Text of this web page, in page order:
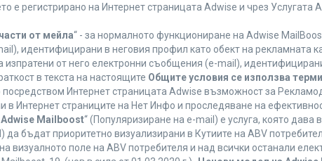
е регистрирано на Интернет страницата Adwise и чрез
от мейла“ - за нормалното функциониране на Adwise
идентифицирани в неговия профил като обект на рекламната
изпратени от него електронни съобщения (e-mail),
в текста на настоящите Общите условия се използва
посредством Интернет страницата Adwise възможност за
в Интернет страниците на Нет Инфо и проследяване на
Adwise Mailboost“ (Популяризиране на e-mail) е услуга, която
бъдат приоритетно визуализирани в Кутиите на ABV
визуалното поле на ABV потребителя и над всички останали